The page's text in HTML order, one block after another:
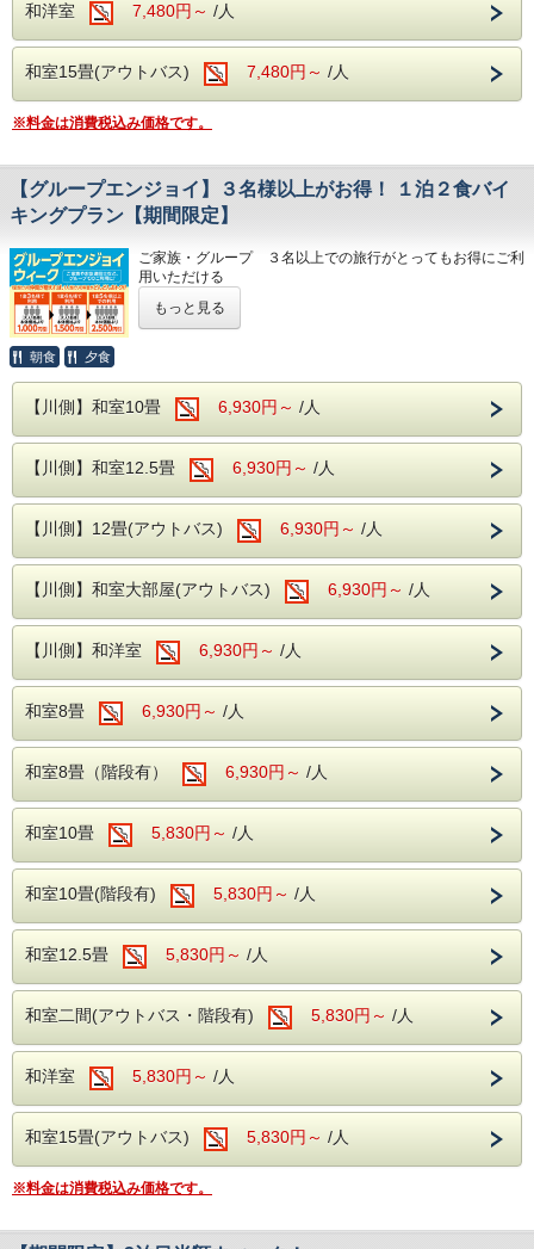
和洋中のバイキングをレストランにてお楽し
みいただけます。
ソフトドリンク・アルコールが飲み放題！
夕食時間は宿泊日の前日に確定致しますので
お電話にてご確認下さい。
---ご朝食---
---温泉---
大浴場は2箇所あり、どちらも露天風呂が併
ビーナスからお湯が出ている洋風のエンゼル
風呂、浴槽が3つ設置されている川蝉の湯、
露天風呂はどちらも岩を使用した和風の露天
風呂となります。
---館内施設---
・【予約制】無料カラオケルーム(当日予約
制)
・【予約無】無料卓球ルーム
・【予約制】無料全自動麻雀ルーム(前日ま
での予約制)
・【有料】 ゲームコーナー
当館のロビーにはグランドピアノを設置して
おり、時間限定でピアノを演奏する事ができ
ます。
ロビーからは自然溢れる松川をご覧いただけ
ます。
和洋室 7,480円～ /人
和室15畳(アウトバス) 7,480円～ /人
※料金は消費税込み価格です。
【グループエンジョイ】３名様以上がお得！ １泊２食バイ
キングプラン【期間限定】
ご家族・グループ ３名以上での旅行がとってもお得にご利
用いただける
☆新グループエンジョイ☆を開催いたします！
1室3名様利用で、お一人様あたり本体価格より1,000円引き
1室4名様利用で、お一人様あたり本体価格より1,500円引き
1室5名様以上利用で、お一人様あたり本体価格より2,500円
引き
【プラン対象期間】
・2026年08月30日（日）～ 09月04日（金）
・2026年09月27日（日）～ 10月02日（金）
・2026年11月08日（日）～ 11月13日（金）
・2026年11月29日（日）～ 12月04日（金）
【ご利用条件】
・本プランは、１室３名様以上でのご利用でお申し込み頂け
ます。
・本プランは１泊２食バイキングが対象となっております。
・他の割引、サービスとの併用は不可となります。
---ご夕食---
和洋中のバイキングをレストランにてお楽し
みいただけます。
ソフトドリンク・アルコールが飲み放題！
夕食時間は宿泊日の前日に確定致しますので
お電話にてご確認下さい。
大浴場は2箇所あり、どちらも露天風呂が併
設されております。
風呂、浴槽が3つ設置されている川蝉の湯、
もっと見る
朝食 夕食
【川側】和室10畳 6,930円～ /人
【川側】和室12.5畳 6,930円～ /人
【川側】12畳(アウトバス) 6,930円～ /人
【川側】和室大部屋(アウトバス) 6,930円～ /人
【川側】和洋室 6,930円～ /人
和室8畳 6,930円～ /人
和室8畳（階段有） 6,930円～ /人
和室10畳 5,830円～ /人
和室10畳(階段有) 5,830円～ /人
和室12.5畳 5,830円～ /人
和室二間(アウトバス・階段有) 5,830円～ /人
和洋室 5,830円～ /人
和室15畳(アウトバス) 5,830円～ /人
※料金は消費税込み価格です。